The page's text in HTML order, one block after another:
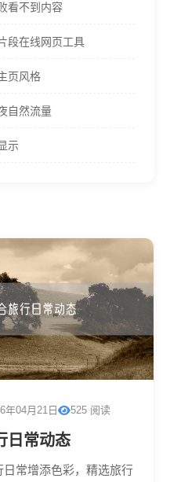
看不到内容
段在线网页工具
页风格
自然流量
示
年04月21日 525 阅读
日常动态
常增添色彩，精选旅行